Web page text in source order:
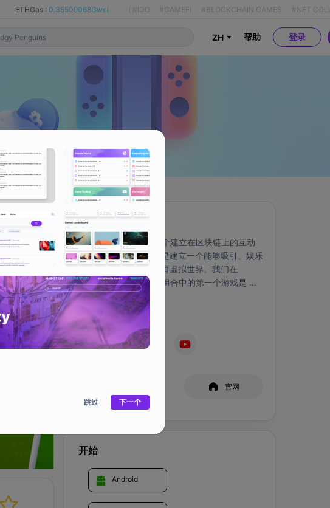
ETHGas : 0.35509068Gwei ( #IDO #GAMEFI #BLOCKCHAIN GAMES #NFT
ZH 帮助 登录
跳过 下一个
关于
Blocklete Games 是一个建立在区块链上的互动
游戏系列。我们的愿景是建立一个能够吸引、娱乐
并为玩家创造价值的体育虚拟世界。我们在
Blocklete Games 产品组合中的第一个游戏是
Blocklete Golf，这是一款独一无二的高尔夫管理
游戏，可通过 NFT 实现数字所有权和效用。
社交媒体
官网
开始
Android